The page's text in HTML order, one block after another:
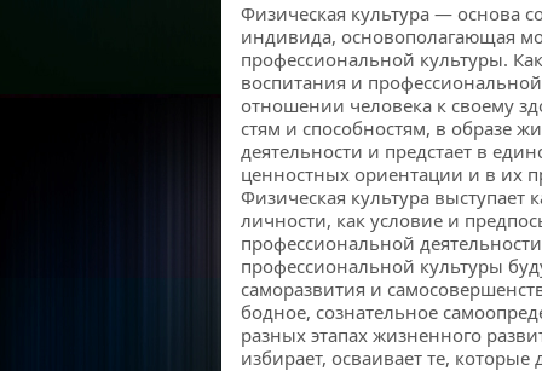
Физическая культура — основа
индивида, основополагающая
профессиональной культуры.
воспитания и
отношении человека к своему
стям и способностям, в образе
деятельности и предстает в
ценностных ориентации и в их
Физическая культура выступает
личности, как условие и
профессиональной
профессиональной культуры
саморазвития и
бодное, сознательное
разных этапах жизненного
избирает, осваивает те,